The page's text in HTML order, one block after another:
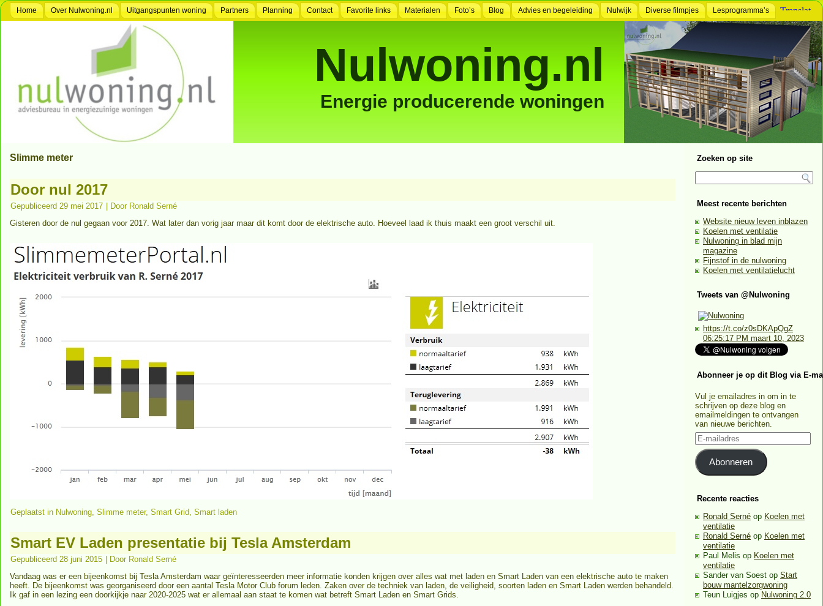
Home Over Nulwoning.nl Uitgangspunten woning Partners Planning Contact Favorite links Materialen Foto’s Blog Advies en begeleiding Nulwijk Diverse filmpjes Lesprogramma’s
Nulwoning.nl
Energie producerende woningen
Slimme meter
Door nul 2017
Gepubliceerd 29 mei 2017 Door Ronald Serné
Gisteren door de nul gegaan voor 2017. Wat later dan vorig jaar maar dit komt door de elektrische auto. Hoeveel laad ik thuis maakt een groot verschil uit.
Geplaatst in Nulwoning, Slimme meter, Smart Grid, Smart laden
Smart EV Laden presentatie bij Tesla Amsterdam
Gepubliceerd 28 juni 2015 Door Ronald Serné
Vandaag was er een bijeenkomst bij Tesla Amsterdam waar geïnteresseerden meer informatie konden krijgen over alles wat met laden en Smart Laden van een elektrische auto te maken
heeft. De bijeenkomst was georganiseerd door een aantal Tesla Motor Club forum leden. Zaken over de techniek van laden, de veiligheid, soorten laden en Smart Laden werden behandeld.
Ik gaf in een lezing een doorkijkje naar 2020-2025 wat er allemaal aan staat te komen wat betreft Smart Laden en Smart Grids.
Zoeken op site
Meest recente berichten
Website nieuw leven inblazen
Koelen met ventilatie
Nulwoning in blad mijn
magazine
Fijnstof in de nulwoning
Koelen met ventilatielucht
Tweets van @Nulwoning
https://t.co/z0sDKApQgZ
06:25:17 PM maart 10, 2023
Abonneer je op dit Blog via E-
Vul je emailadres in om in te
schrijven op deze blog en
emailmeldingen te ontvangen
van nieuwe berichten.
E-
mailadres
Abonneren
Recente reacties
Ronald Serné op Koelen met
ventilatie
Ronald Serné op Koelen met
ventilatie
Paul Melis op Koelen met
ventilatie
Sander van Soest op Start
bouw mantelzorgwoning
Teun Luigjes op Nulwoning 2.0